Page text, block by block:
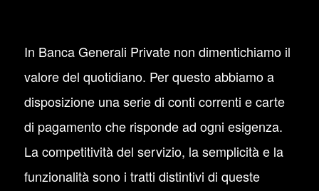
In Banca Generali Private non dimentichiamo il
valore del quotidiano. Per questo abbiamo a
disposizione una serie di conti correnti e carte
di pagamento che risponde ad ogni esigenza.
La competitività del servizio, la semplicità e la
funzionalità sono i tratti distintivi di queste